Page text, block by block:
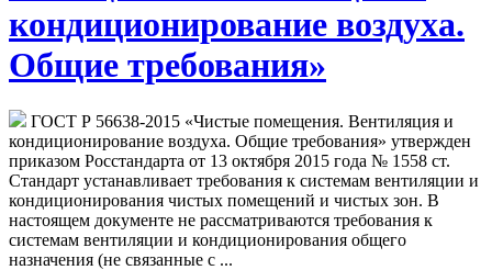
кондиционирование воздуха.
Общие требования»
ГОСТ Р 56638-2015 «Чистые помещения. Вентиляция и
кондиционирование воздуха. Общие требования» утвержден
приказом Росстандарта от 13 октября 2015 года № 1558 ст.
Стандарт устанавливает требования к системам вентиляции и
кондиционирования чистых помещений и чистых зон. В
настоящем документе не рассматриваются требования к
системам вентиляции и кондиционирования общего
назначения (не связанные с ...